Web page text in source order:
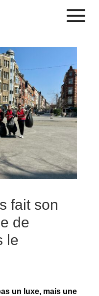
fait son
de
le
un luxe, mais une